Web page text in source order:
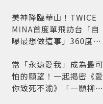
美神降臨華山！TWICE
MINA首度單飛訪台「自
曝最想做這事」360度0
開
當「永遠愛我」成為最可
怕的願望！一起揭密《愛
你致死不渝》「一願柳」